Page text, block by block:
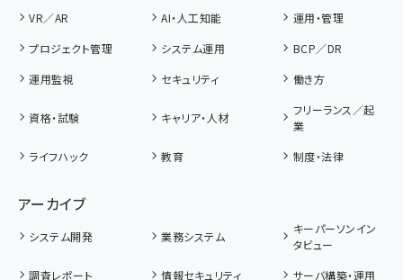
VR／AR
AI・人工知能
運用・管理
プロジェクト管理
システム運用
BCP／DR
運用監視
セキュリティ 働き方
資格・試験 キャリア・人材
フリーランス／起
業
ライフハック
教育 制度・法律
アーカイブ
システム開発 業務システム
キーパーソンイン
タビュー
調査レポート
情報セキュリティ
サーバ構築・運用